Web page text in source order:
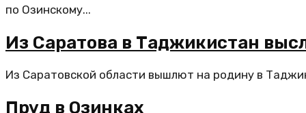
по Озинскому...
Из Саратова в Таджикистан
Из Саратовской области вышлют на родину в
Пруд в Озинках